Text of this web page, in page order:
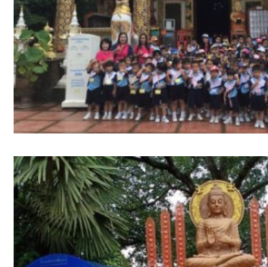
ข้อมูลพื้นฐานของศูนย์บริการนักท่องเที่ยว เ
ขั้นตอนการขอรับบริการ
งบแสดงฐานะการคลัง
งบแสดงฐานะการเงิน เทศบาลตำบลปัว ปร
ติดต่อหน่วยงาน
ที่พัก